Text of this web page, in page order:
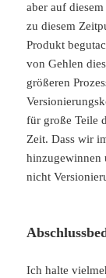
aber auf
zu diesem
Produkt
von Gehlen
größeren
für große Teile
Zeit. Dass wir
hinzugewinnen
nicht
Ich halte